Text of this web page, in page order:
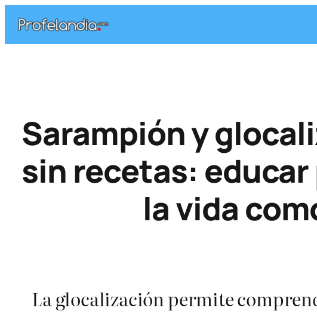
contenido
Sarampión y
sin recetas:
la vida
La glocalización permite